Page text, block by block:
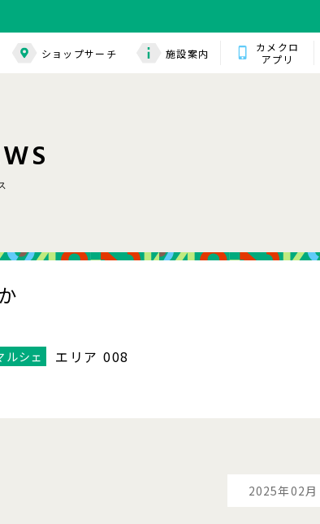
ショップサーチ 施設案内
カメクロ
アプリ
WS
ルシェ エリア 008
2025年02月